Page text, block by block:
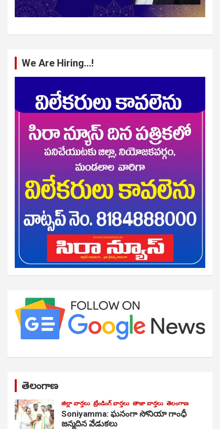
We Are Hiring…!
తెలంగాణ
జిల్లా వార్తలు ట్రేండింగ్ వార్తలు తాజా వార్తలు తెలంగాణ
Soniyamma: ఘ‌నంగా సోనియా గాంధీ
జ‌న్మ‌దిన వేడుక‌లు